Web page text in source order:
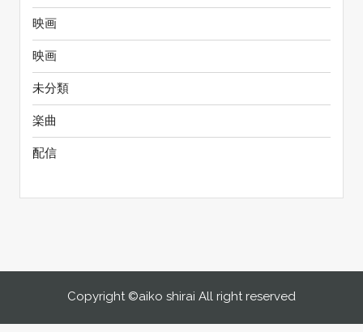
映画
映画
未分類
楽曲
配信
Copyright ©aiko shirai All right reserved